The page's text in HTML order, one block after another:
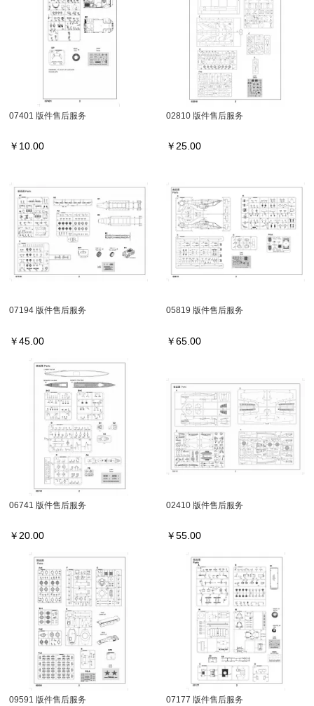
07401 版件售后服务
￥ 10.00
02810 版件售后服务
￥ 25.00
07194 版件售后服务
￥45.00
05819 版件售后服务
￥65.00
06741 版件售后服务
￥ 20.00
02410 版件售后服务
￥55.00
09591 版件售后服务 07177 版件售后服务